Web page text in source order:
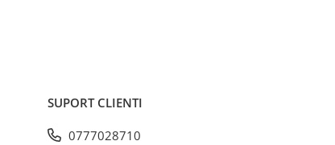
SUPORT CLIENTI
0777028710